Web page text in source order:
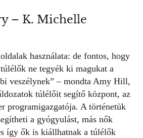
– K. Michelle
használata: de fontos, hogy
ne tegyék ki magukat a
veszélynek” – mondta Amy Hill,
túlélőit segítő központ, az
programigazgatója. A történetük
a gyógyulást, más nők
így ők is kiállhatnak a túlélők